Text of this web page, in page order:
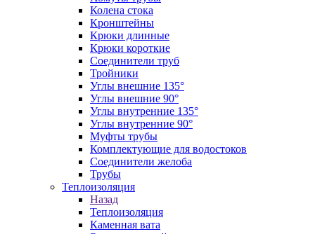
Колена стока
Кронштейны
Крюки длинные
Крюки короткие
Соединители труб
Тройники
Углы внешние 135°
Углы внешние 90°
Углы внутренние 135°
Углы внутренние 90°
Муфты трубы
Комплектующие для водостоков
Соединители желоба
Трубы
Теплоизоляция
Назад
Теплоизоляция
Каменная вата